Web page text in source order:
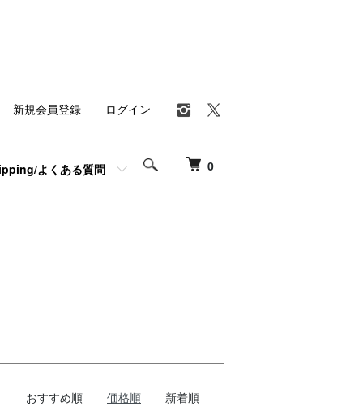
0
よくある質問
新規会員登録 ログイン
おすすめ順 価格順 新着順